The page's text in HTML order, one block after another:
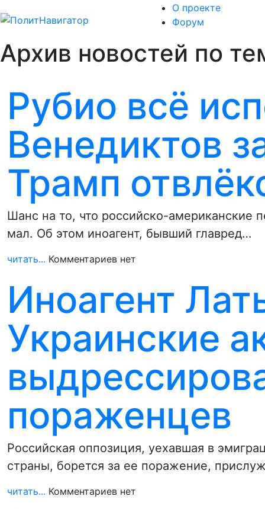
О проекте
Форум
Архив новостей по
Рубио всё
Венедиктов
Трамп
Шанс на то, что российско-американские
мал. Об этом иноагент, бывший главред…
читать... Комментариев нет
Иноагент
Украинские
пораженцев
Российская оппозиция, уехавшая в
страны, борется за ее поражение,
читать... Комментариев нет